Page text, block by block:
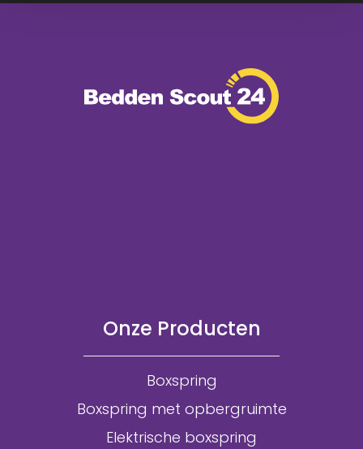
Onze Producten
Boxspring
Boxspring met opbergruimte
Elektrische boxspring